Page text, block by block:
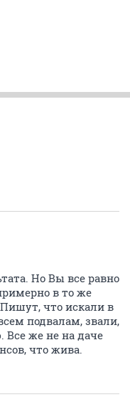
Но Вы все равно
в то же
что искали в
подвалам, звали,
же не на даче
что жива.